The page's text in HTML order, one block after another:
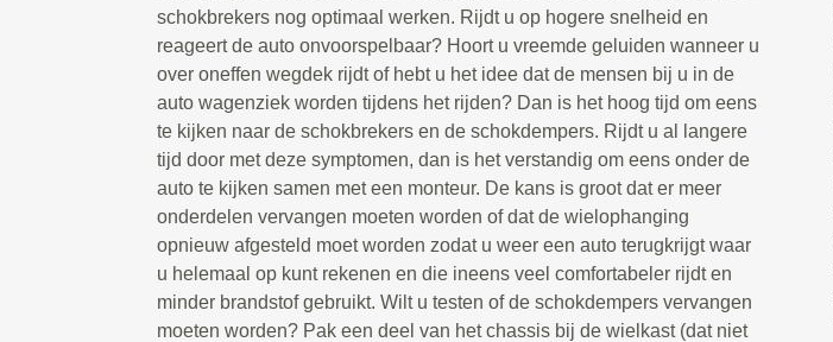
schokbrekers nog optimaal werken. Rijdt u op hogere snelheid en
reageert de auto onvoorspelbaar? Hoort u vreemde geluiden wanneer u
over oneffen wegdek rijdt of hebt u het idee dat de mensen bij u in de
auto wagenziek worden tijdens het rijden? Dan is het hoog tijd om eens
te kijken naar de schokbrekers en de schokdempers. Rijdt u al langere
tijd door met deze symptomen, dan is het verstandig om eens onder de
auto te kijken samen met een monteur. De kans is groot dat er meer
onderdelen vervangen moeten worden of dat de wielophanging
opnieuw afgesteld moet worden zodat u weer een auto terugkrijgt waar
u helemaal op kunt rekenen en die ineens veel comfortabeler rijdt en
minder brandstof gebruikt. Wilt u testen of de schokdempers vervangen
moeten worden? Pak een deel van het chassis bij de wielkast (dat niet